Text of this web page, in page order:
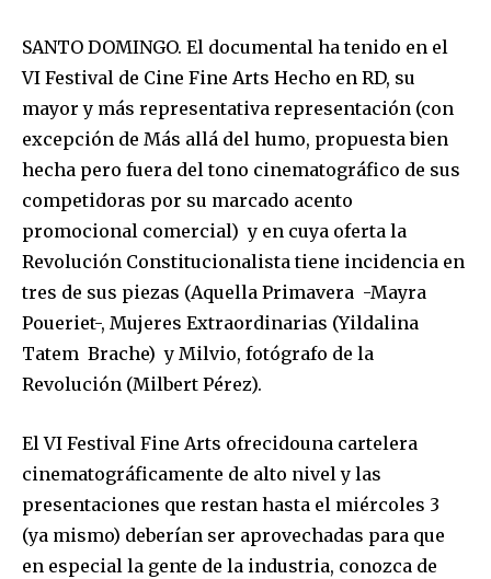
SANTO DOMINGO. El documental ha tenido en el
VI Festival de Cine Fine Arts Hecho en RD, su
mayor y más representativa representación (con
excepción de Más allá del humo, propuesta bien
hecha pero fuera del tono cinematográfico de sus
competidoras por su marcado acento
promocional comercial) y en cuya oferta la
Revolución Constitucionalista tiene incidencia en
tres de sus piezas (Aquella Primavera -Mayra
Poueriet-, Mujeres Extraordinarias (Yildalina
Tatem Brache) y Milvio, fotógrafo de la
Revolución (Milbert Pérez).
El VI Festival Fine Arts ofrecidouna cartelera
cinematográficamente de alto nivel y las
presentaciones que restan hasta el miércoles 3
(ya mismo) deberían ser aprovechadas para que
en especial la gente de la industria, conozca de